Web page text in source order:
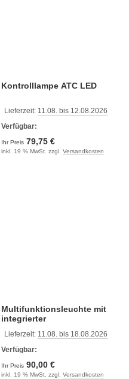
Kontrolllampe ATC LED
Lieferzeit: 11.08. bis 12.08.2026
Verfügbar:
Ihr Preis 79,75 €
inkl. 19 % MwSt. zzgl. Versandkosten
Multifunktionsleuchte mit
integrierter
rechts
Lieferzeit: 11.08. bis 18.08.2026
Verfügbar:
Ihr Preis 90,00 €
inkl. 19 % MwSt. zzgl. Versandkosten